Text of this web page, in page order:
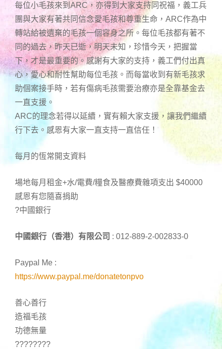
每位小毛孩來到ARC，亦得到大家支持同祝福，義工兵
團與大家有著共同信念愛毛孩和尊重生命，ARC作為中
轉站給被遺棄的毛孩一個容身之所。每位毛孩都有著不
同的過去，昨天已逝，明天未知，珍惜今天，把握當
下，才是最重要的。感謝有大家的支持，義工們付出真
心，愛心和耐性幫助每位毛孩。而每當收到有新毛孩求
助個案接手時，若有傷病毛孩需要治療亦是全靠基金去
一直支援。
ARC的理念若得以延續，實有賴大家支援，讓我們繼續
行下去。感恩有大家一直支持一直信任！
每月的恆常開支資料
場地每月租金+水/電費/糧食及醫療費雜項支出 $40000
感恩有您隨喜捐助
?中國銀行
中國銀行（香港）有限公司 : 012-889-2-002833-0
Paypal Me :
https://www.paypal.me/donatetonpvo
善心善行
造福毛孩
功德無量
????????